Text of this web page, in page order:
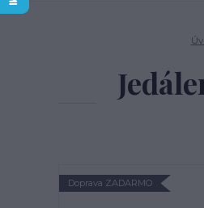
Doprava ZADARMO